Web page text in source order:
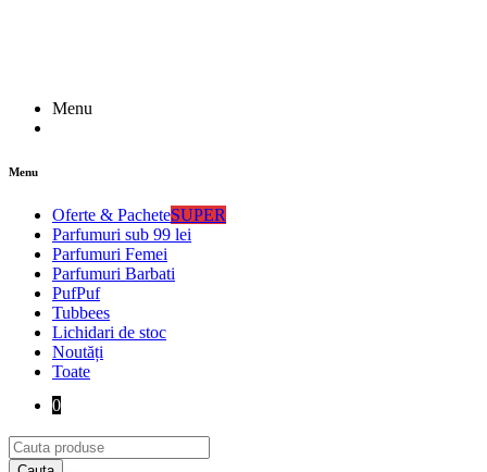
Menu
Menu
Oferte & PacheteSUPER
Parfumuri sub 99 lei
Parfumuri Femei
Parfumuri Barbati
PufPuf
Tubbees
Lichidari de stoc
Noutăți
Toate
0